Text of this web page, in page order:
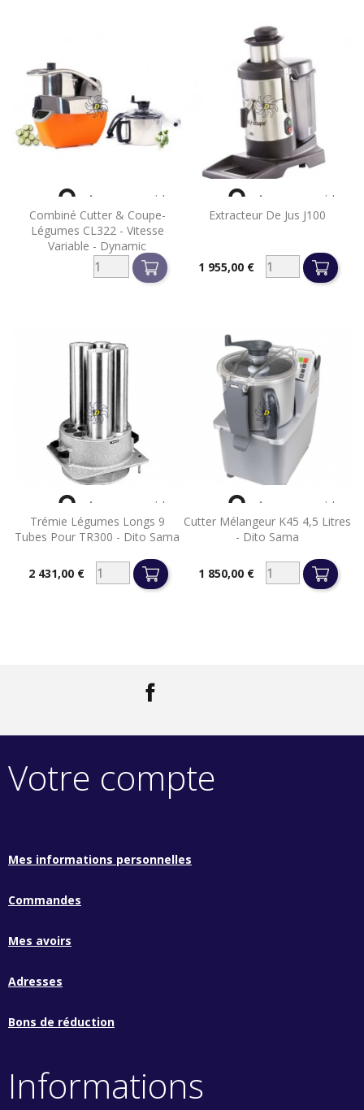
Combiné Cutter & Coupe-
Légumes CL322 - Vitesse
Variable - Dynamic
 Aperçu rapide
Extracteur De Jus J100
Prix1 955,00 €
 Aperçu rapide
Trémie Légumes Longs 9
Tubes Pour TR300 - Dito Sama
Prix2 431,00 €
 Aperçu rapide
Cutter Mélangeur K45 4,5 Litres
- Dito Sama
Prix1 850,00 €
 Aperçu rapide
Votre compte
Mes informations personnelles
Commandes
Mes avoirs
Adresses
Bons de réduction
Informations